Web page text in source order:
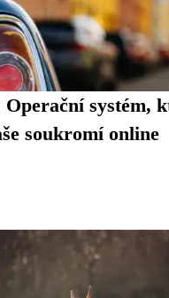
Operační systém,
soukromí online